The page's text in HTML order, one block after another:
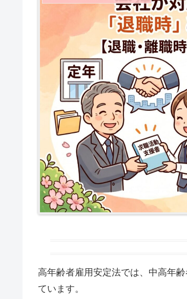
高年齢者雇用安定法では、中高年
ています。